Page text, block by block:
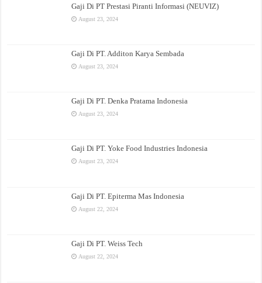
Gaji Di PT Prestasi Piranti Informasi (NEUVIZ)
August 23, 2024
Gaji Di PT. Additon Karya Sembada
August 23, 2024
Gaji Di PT. Denka Pratama Indonesia
August 23, 2024
Gaji Di PT. Yoke Food Industries Indonesia
August 23, 2024
Gaji Di PT. Epiterma Mas Indonesia
August 22, 2024
Gaji Di PT. Weiss Tech
August 22, 2024